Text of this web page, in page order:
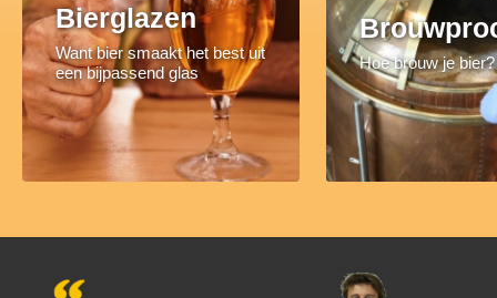
Bierglazen
Want bier smaakt het best uit
een bijpassend glas
Hoe brouw je bier?